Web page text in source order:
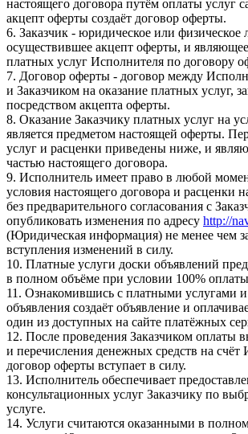
настоящего договора путём оплаты услуг
акцепт оферты создаёт договор оферты.
6. Заказчик - юридическое или физическое
осуществившее акцепт оферты, и
платных услуг Исполнителя по договору
7. Договор оферты - договор между
и Заказчиком на оказание платных услуг,
посредством акцепта оферты.
8. Оказание Заказчику платных услуг на
является предметом настоящей оферты.
услуг и расценки приведены ниже, и
частью настоящего договора.
9. Исполнитель имеет право в любой
условия настоящего договора и расценки
без предварительного согласования с
опубликовать изменения по адресу http://
(Юридическая информация) не менее чем
вступления изменений в силу.
10. Платные услуги доски объявлений
в полном объёме при условии 100%
11. Ознакомившись с платными услугами
объявления создаёт объявление и
один из доступных на сайте платёжных
12. После проведения Заказчиком оплаты
и перечисления денежных средств на счёт
договор оферты вступает в силу.
13. Исполнитель обеспечивает
консультационных услуг Заказчику по
услуге.
14. Услуги считаются оказанными в